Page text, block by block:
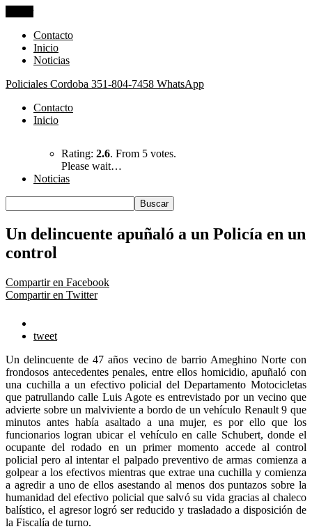
Contacto
Inicio
Noticias
Policiales Cordoba 351-804-7458 WhatsApp
Contacto
Inicio
Rating: 2.6. From 5 votes.
Please wait…
Noticias
Un delincuente apuñaló a un Policía en un
control
Compartir en Facebook
Compartir en Twitter
tweet
Un delincuente de 47 años vecino de barrio Ameghino Norte con
frondosos antecedentes penales, entre ellos homicidio, apuñaló con
una cuchilla a un efectivo policial del Departamento Motocicletas
que patrullando calle Luis Agote es entrevistado por un vecino que
advierte sobre un malviviente a bordo de un vehículo Renault 9 que
minutos antes había asaltado a una mujer, es por ello que los
funcionarios logran ubicar el vehículo en calle Schubert, donde el
ocupante del rodado en un primer momento accede al control
policial pero al intentar el palpado preventivo de armas comienza a
golpear a los efectivos mientras que extrae una cuchilla y comienza
a agredir a uno de ellos asestando al menos dos puntazos sobre la
humanidad del efectivo policial que salvó su vida gracias al chaleco
balístico, el agresor logró ser reducido y trasladado a disposición de
la Fiscalía de turno.